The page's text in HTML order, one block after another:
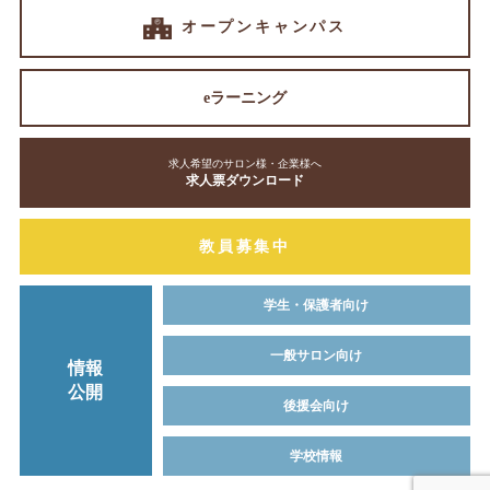
オープンキャンパス
eラーニング
求人希望のサロン様・企業様へ
求人票ダウンロード
教員募集中
情報
公開
学生・保護者向け
一般サロン向け
後援会向け
学校情報